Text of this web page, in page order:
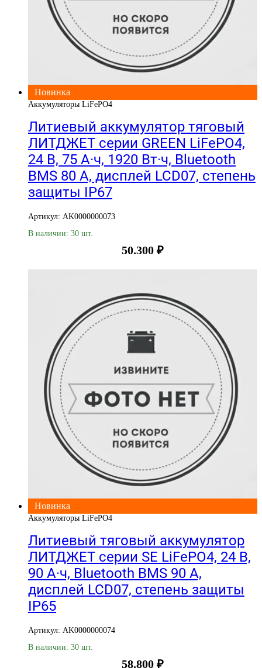
Новинка
Аккумуляторы LiFePO4
Литиевый аккумулятор тяговый
ЛИТДЖЕТ серии GREEN LiFePO4,
24 В, 75 А·ч, 1920 Вт·ч, Bluetooth
BMS 80 А, дисплей LCD07, степень
защиты IP67
Артикул: AK0000000073
В наличии: 30 шт.
50.300 ₽
Новинка
Аккумуляторы LiFePO4
Литиевый тяговый аккумулятор
ЛИТДЖЕТ серии SE LiFePO4, 24 В,
90 А·ч, Bluetooth BMS 90 А,
дисплей LCD07, степень защиты
IP65
Артикул: AK0000000074
В наличии: 30 шт.
58.800 ₽